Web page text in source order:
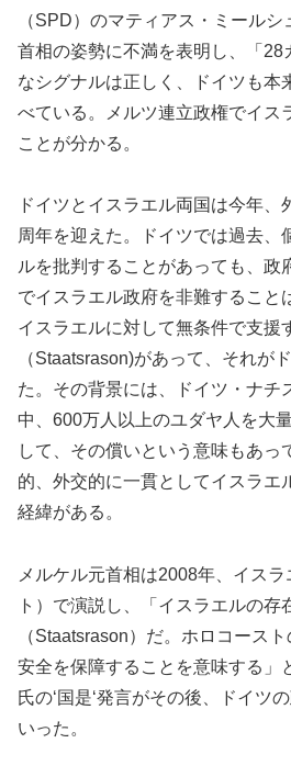
（SPD）のマティアス・ミール
首相の姿勢に不満を表明し、「28
なシグナルは正しく、ドイツも本
べている。メルツ連立政権でイス
ことが分かる。
ドイツとイスラエル両国は今年
周年を迎えた。ドイツでは過去、
ルを批判することがあっても、政
でイスラエル政府を非難すること
イスラエルに対して無条件で支援
（Staatsrason)があって、それが
た。その背景には、ドイツ・ナチ
中、600万人以上のユダヤ人を大
して、その償いという意味もあっ
的、外交的に一貫としてイスラエ
経緯がある。
メルケル元首相は2008年、イス
ト）で演説し、「イスラエルの存
（Staatsrason）だ。ホロコース
安全を保障することを意味する」
氏の‘国是‘発言がその後、ドイツ
いった。